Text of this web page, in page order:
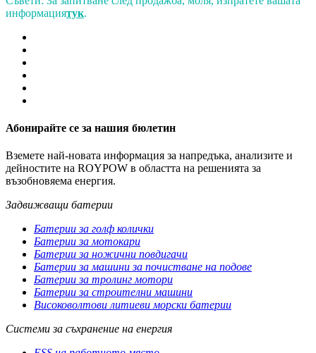
информациятук.
Абонирайте се за нашия бюлетин
Вземете най-новата информация за напредъка, анализите и
дейностите на ROYPOW в областта на решенията за
възобновяема енергия.
Задвижващи батерии
Батерии за голф колички
Батерии за мотокари
Батерии за ножични повдигачи
Батерии за машини за почистване на подове
Батерии за тролинг мотори
Батерии за строителни машини
Високоволтови литиеви морски батерии
Системи за съхранение на енергия